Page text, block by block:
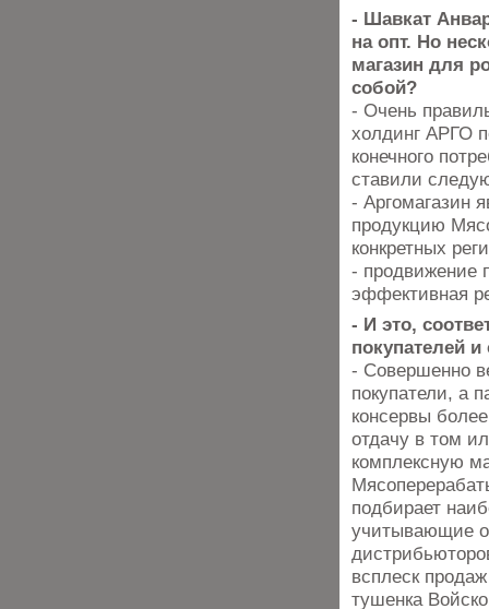
- Шавкат
на опт. Но
магазин для
собой?
- Очень
холдинг АРГО
конечного
ставили
- Аргомагазин
продукцию
конкретных
- продвижение
эффективная
- И это,
покупателей
- Совершенно
покупатели, а
консервы
отдачу в том
комплексную
подбирает
учитывающие
всплеск
тушенка